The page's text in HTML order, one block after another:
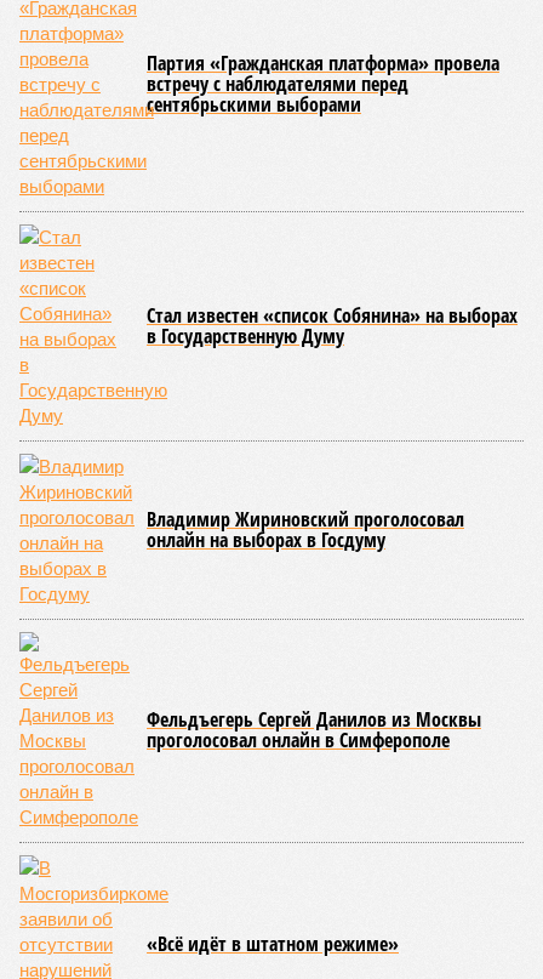
Партия «Гражданская платформа» провела
встречу с наблюдателями перед
сентябрьскими выборами
Стал известен «список Собянина» на выборах
в Государственную Думу
Владимир Жириновский проголосовал
онлайн на выборах в Госдуму
Фельдъегерь Сергей Данилов из Москвы
проголосовал онлайн в Симферополе
«Всё идёт в штатном режиме»